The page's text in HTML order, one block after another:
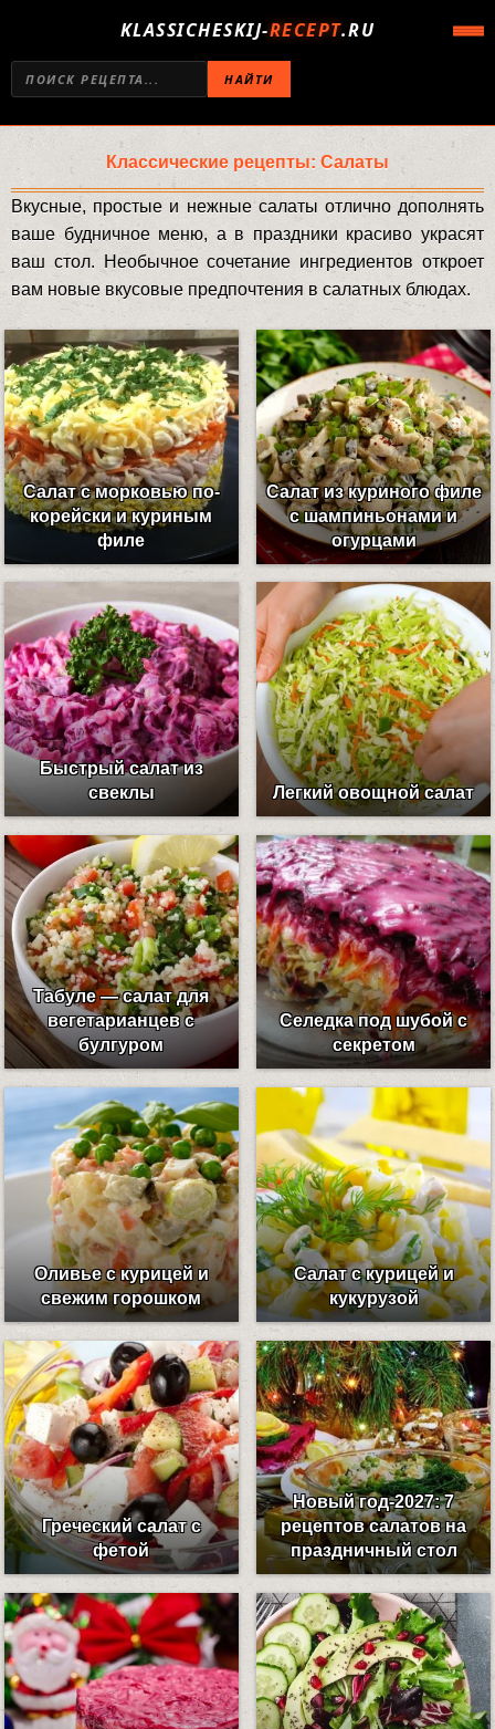
KLASSICHESKIJ-RECEPT.RU
НАЙТИ
Классические рецепты: Салаты
Вкусные, простые и нежные салаты отлично дополнять
ваше будничное меню, а в праздники красиво украсят
ваш стол. Необычное сочетание ингредиентов откроет
вам новые вкусовые предпочтения в салатных блюдах.
Салат с морковью по-
корейски и куриным
филе
Салат из куриного филе
с шампиньонами и
огурцами
Быстрый салат из
свеклы
Легкий овощной салат
Табуле — салат для
вегетарианцев с
булгуром
Селедка под шубой с
секретом
Оливье с курицей и
свежим горошком
Салат с курицей и
кукурузой
Греческий салат с
фетой
Новый год-2027: 7
рецептов салатов на
праздничный стол